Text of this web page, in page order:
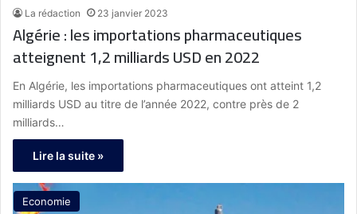
La rédaction 23 janvier 2023
Algérie : les importations pharmaceutiques
atteignent 1,2 milliards USD en 2022
En Algérie, les importations pharmaceutiques ont atteint 1,2
milliards USD au titre de l’année 2022, contre près de 2
milliards…
Lire la suite »
Economie